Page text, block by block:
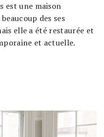
est une maison
des ses
elle a été restaurée et
et actuelle.